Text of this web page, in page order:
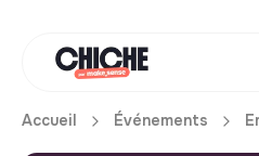
Accueil Événements